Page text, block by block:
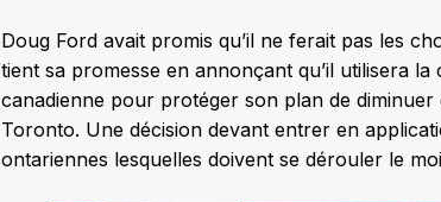
Doug Ford avait promis qu’il ne ferait pas les
tient sa promesse en annonçant qu’il utilisera
canadienne pour protéger son plan de diminuer
Toronto. Une décision devant entrer en
ontariennes lesquelles doivent se dérouler le